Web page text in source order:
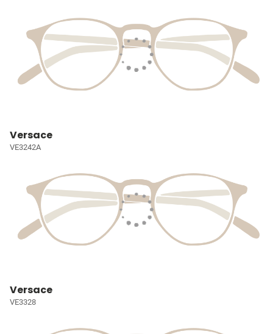
Versace
VE3242A
Versace
VE3328